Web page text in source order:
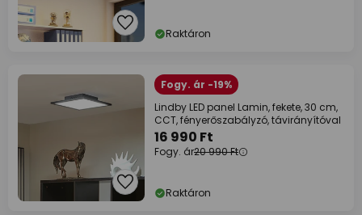
Raktáron
Fogy. ár -19%
Lindby LED panel Lamin, fekete, 30 cm,
CCT, fényerőszabályzó, távirányítóval
16 990 Ft
Fogy. ár20 990 Ft
Raktáron